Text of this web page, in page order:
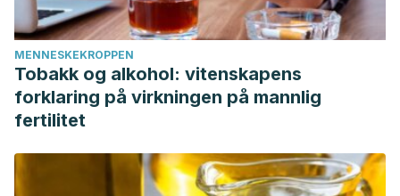
MENNESKEKROPPEN
Tobakk og alkohol: vitenskapens
forklaring på virkningen på mannlig
fertilitet